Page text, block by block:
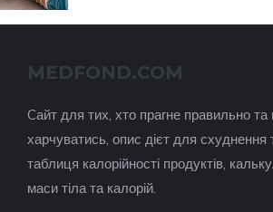
MEDFOND.COM
Cайт для тих, хто прагне правильно та
харчуватись, опис дієт для схуднення
таблиця калорійності продуктів,
маси тіла та калорій.